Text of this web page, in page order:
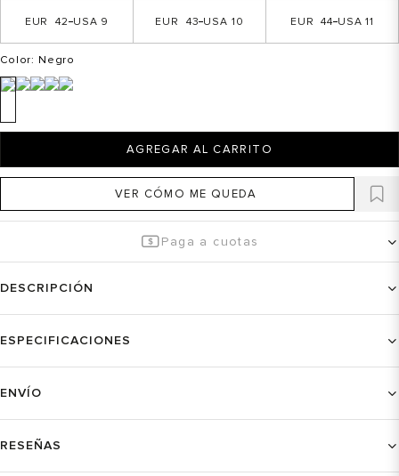
9
42 10
43 11
44
Color: Negro
AGREGAR AL CARRITO
VER CÓMO ME QUEDA
Paga a cuotas
DESCRIPCIÓN
ESPECIFICACIONES
ENVÍO
RESEÑAS
balance 574
mujer